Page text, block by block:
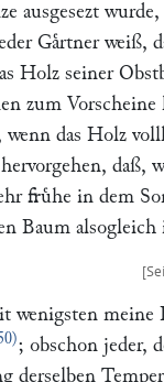
ausgesezt
Gaͤrtner weiß,
Holz seiner
zum
wenn das Holz
daß,
fruͤhe in dem
Baum
wenigsten
; obschon jeder,
derselben